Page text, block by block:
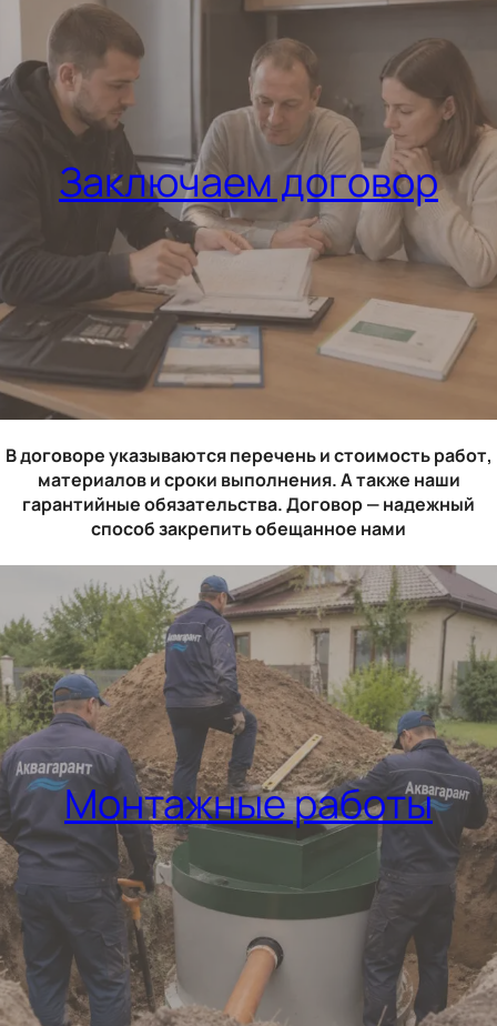
Заключаем договор
В договоре указываются перечень и стоимость работ,
материалов и сроки выполнения. А также наши
гарантийные обязательства. Договор — надежный
способ закрепить обещанное нами
Монтажные работы